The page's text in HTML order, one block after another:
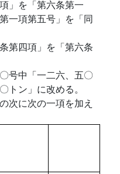
」を「第六条第一
一項第五号」を「同
第四項」を「第六条
号中「一二六、五〇
トン」に改める。
次に次の一項を加え